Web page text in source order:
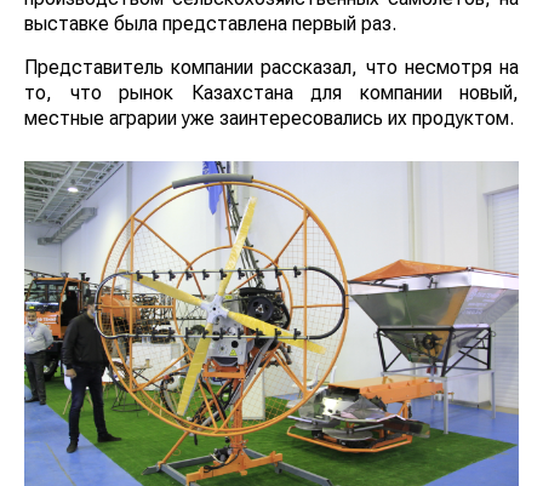
выставке была представлена первый раз.
Представитель компании рассказал, что несмотря на
то, что рынок Казахстана для компании новый,
местные аграрии уже заинтересовались их продуктом.